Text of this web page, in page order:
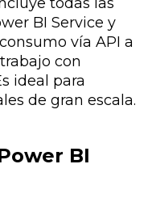
BI Service y
vía API a
con
ideal para
de gran escala.
BI